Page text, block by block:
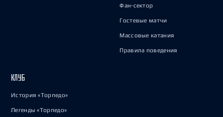
Фан-сектор
Гостевые матчи
Массовые катания
Правила поведения
КЛУБ
История «Торпедо»
Легенды «Торпедо»